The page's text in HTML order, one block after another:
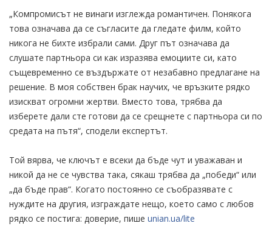
„Компромисът не винаги изглежда романтичен. Понякога
това означава да се съгласите да гледате филм, който
никога не бихте избрали сами. Друг път означава да
слушате партньора си как изразява емоциите си, като
същевременно се въздържате от незабавно предлагане на
решение. В моя собствен брак научих, че връзките рядко
изискват огромни жертви. Вместо това, трябва да
изберете дали сте готови да се срещнете с партньора си по
средата на пътя“, сподели експертът.
Той вярва, че ключът е всеки да бъде чут и уважаван и
никой да не се чувства така, сякаш трябва да „победи“ или
„да бъде прав“. Когато постоянно се съобразявате с
нуждите на другия, изграждате нещо, което само с любов
рядко се постига: доверие, пише unian.ua/lite